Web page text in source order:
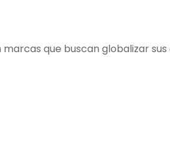
que buscan globalizar